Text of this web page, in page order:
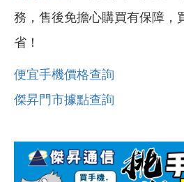
務，售後免擔心購買有保障，
省！
便宜手機價格查詢
傑昇門市據點查詢